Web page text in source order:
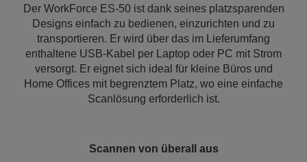
Der WorkForce ES-50 ist dank seines platzsparenden
Designs einfach zu bedienen, einzurichten und zu
transportieren. Er wird über das im Lieferumfang
enthaltene USB-Kabel per Laptop oder PC mit Strom
versorgt. Er eignet sich ideal für kleine Büros und
Home Offices mit begrenztem Platz, wo eine einfache
Scanlösung erforderlich ist.
Scannen von überall aus